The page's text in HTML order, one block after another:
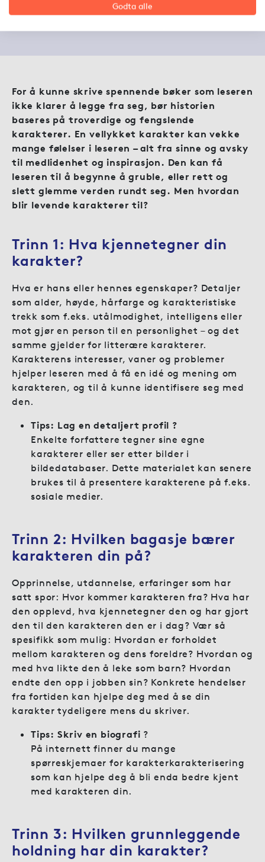
For å kunne skrive spennende bøker som leseren
ikke klarer å legge fra seg, bør historien
baseres på troverdige og fengslende
karakterer. En vellykket karakter kan vekke
mange følelser i leseren – alt fra sinne og avsky
til medlidenhet og inspirasjon. Den kan få
leseren til å begynne å gruble, eller rett og
slett glemme verden rundt seg. Men hvordan
blir levende karakterer til?
Trinn 1: Hva kjennetegner din
karakter?
Hva er hans eller hennes egenskaper? Detaljer
som alder, høyde, hårfarge og karakteristiske
trekk som f.eks. utålmodighet, intelligens eller
mot gjør en person til en personlighet – og det
samme gjelder for litterære karakterer.
Karakterens interesser, vaner og problemer
hjelper leseren med å få en idé og mening om
karakteren, og til å kunne identifisere seg med
den.
Tips: Lag en detaljert profil ?️
Enkelte forfattere tegner sine egne
karakterer eller ser etter bilder i
bildedatabaser. Dette materialet kan senere
brukes til å presentere karakterene på f.eks.
sosiale medier.
Trinn 2: Hvilken bagasje bærer
karakteren din på?
Opprinnelse, utdannelse, erfaringer som har
satt spor: Hvor kommer karakteren fra? Hva har
den opplevd, hva kjennetegner den og har gjort
den til den karakteren den er i dag? Vær så
spesifikk som mulig: Hvordan er forholdet
mellom karakteren og dens foreldre? Hvordan og
med hva likte den å leke som barn? Hvordan
endte den opp i jobben sin? Konkrete hendelser
fra fortiden kan hjelpe deg med å se din
karakter tydeligere mens du skriver.
Tips: Skriv en biografi ?
På internett finner du mange
spørreskjemaer for karakterkarakterisering
som kan hjelpe deg å bli enda bedre kjent
med karakteren din.
Trinn 3: Hvilken grunnleggende
holdning har din karakter?
Godta alle